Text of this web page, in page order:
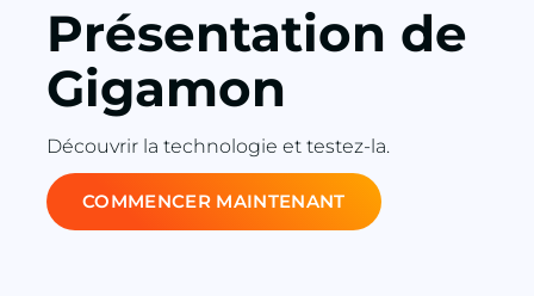
Présentation de
Gigamon
Découvrir la technologie et testez-la.
COMMENCER MAINTENANT